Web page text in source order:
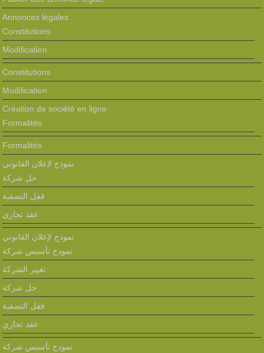
Annonces légales
Constitutions
Modification
Constitutions
Modification
Création de société en ligne
Formalités
Formalités
نموذج لإعلان القانوني
حل شركة
قفل التصفية
عقد تجاري
نموذج لإعلان القانوني
نمودج تأسيس شركة
تغيير الشركة
حل شركة
قفل التصفية
عقد تجاري
نمودج تأسيس شركة